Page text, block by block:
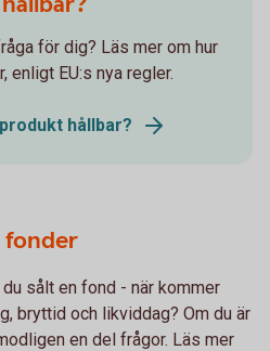
för dig? Läs mer om hur
enligt EU:s nya regler.
hållbar?
fonder
sålt en fond - när kommer
bryttid och likviddag? Om du är
en del frågor. Läs mer